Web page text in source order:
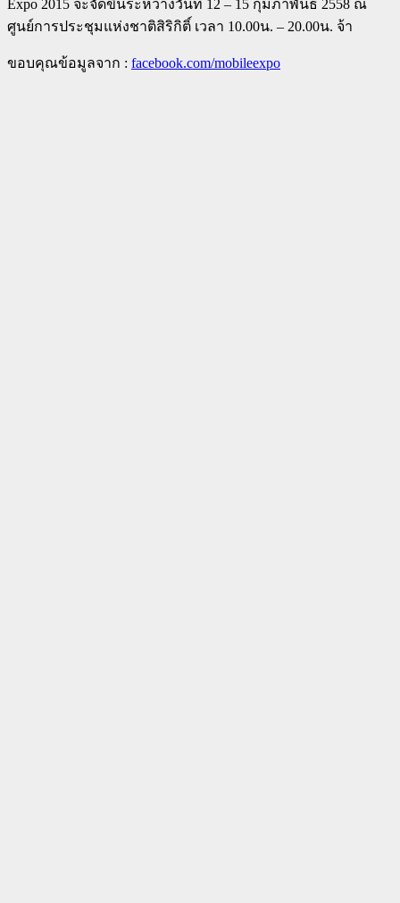
Expo 2015 จะจัดขึ้นระหว่างวันที่ 12 – 15 กุมภาพันธ์ 2558 ณ
ศูนย์การประชุมแห่งชาติสิริกิติ์ เวลา 10.00น. – 20.00น. จ้า
ขอบคุณข้อมูลจาก : facebook.com/mobileexpo